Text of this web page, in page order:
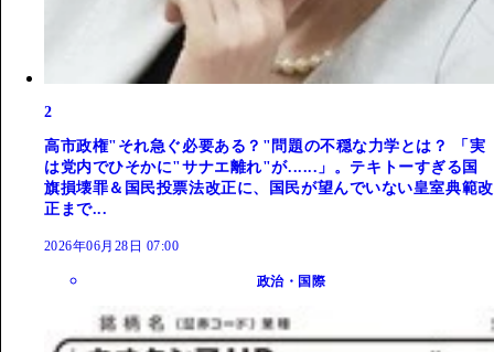
2
高市政権"それ急ぐ必要ある？"問題の不穏な力学とは？ 「実
は党内でひそかに"サナエ離れ"が......」。テキトーすぎる国
旗損壊罪＆国民投票法改正に、国民が望んでいない皇室典範改
正まで...
2026年06月28日 07:00
政治・国際